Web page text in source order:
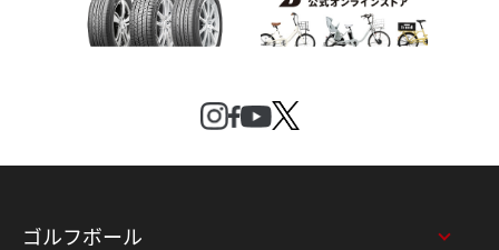
ゴルフボール